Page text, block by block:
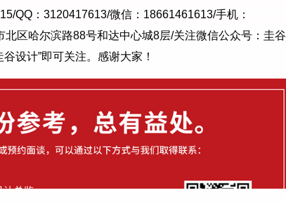
QQ：3120417613/微信：18661461613/手机：
北区哈尔滨路88号和达中心城8层/关注微信公众号：圭谷
设计”即可关注。感谢大家！